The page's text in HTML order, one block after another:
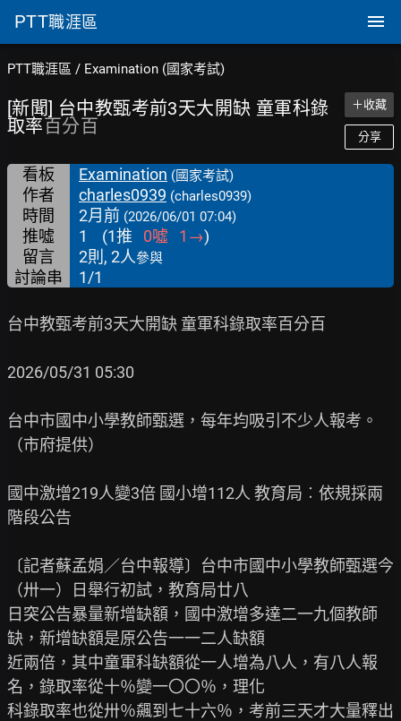
PTT職涯區
PTT職涯區 / Examination (國家考試)
[新聞] 台中教甄考前3天大開缺 童軍科錄
取率百分百
＋收藏
分享
看板 Examination (國家考試)
作者 charles0939 (charles0939)
時間 2月前 (2026/06/01 07:04)
推噓 1 (1推 0噓 1 →)
留言
2則, 2人參與
討論串 1/1
台中教甄考前3天大開缺 童軍科錄取率百分百
2026/05/31 05:30
台中市國中小學教師甄選，每年均吸引不少人報考。
（市府提供）
國中激增219人變3倍 國小增112人 教育局︰依規採兩
階段公告
〔記者蘇孟娟／台中報導〕台中市國中小學教師甄選今
（卅一）日舉行初試，教育局廿八
日突公告暴量新增缺額，國中激增多達二一九個教師
缺，新增缺額是原公告一一二人缺額
近兩倍，其中童軍科缺額從一人增為八人，有八人報
名，錄取率從十％變一〇〇％，理化
科錄取率也從卅％飆到七十六％，考前三天才大量釋出